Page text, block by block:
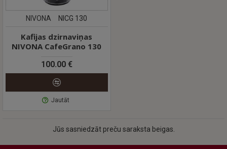
NIVONA NICG 130
Kafijas dzirnaviņas
NIVONA CafeGrano 130
100.00 €
Jautāt
Jūs sasniedzāt preču saraksta beigas.